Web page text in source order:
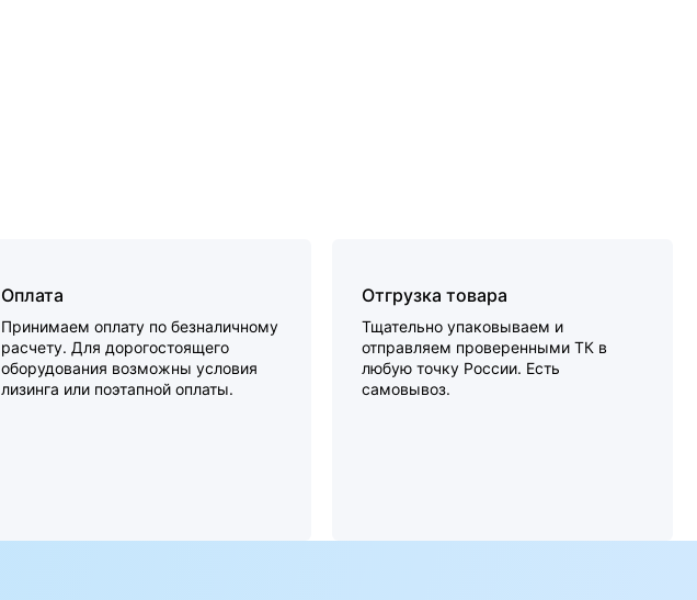
Оплата
Принимаем оплату по безналичному
расчету. Для дорогостоящего
оборудования возможны условия
лизинга или поэтапной оплаты.
Отгрузка товара
Тщательно упаковываем и
отправляем проверенными ТК в
любую точку России. Есть
самовывоз.